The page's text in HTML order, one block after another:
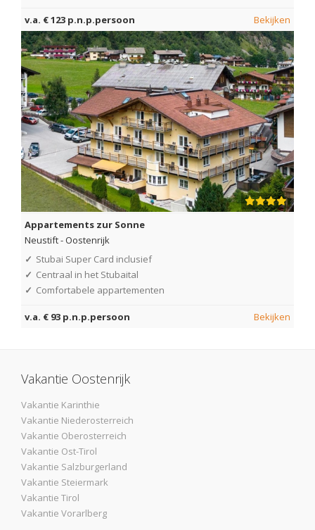
v.a. € 123 p.n.p.persoon Bekijken
Appartements zur Sonne
Neustift-Oostenrijk
✓ Stubai Super Card inclusief
✓ Centraal in het Stubaital
✓ Comfortabele appartementen
v.a. € 93 p.n.p.persoon Bekijken
Vakantie Oostenrijk
Vakantie Karinthie
Vakantie Niederosterreich
Vakantie Oberosterreich
Vakantie Ost-Tirol
Vakantie Salzburgerland
Vakantie Steiermark
Vakantie Tirol
Vakantie Vorarlberg